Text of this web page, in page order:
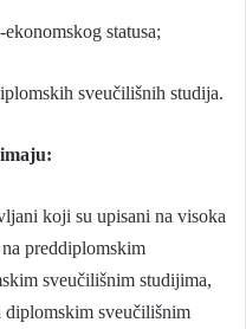
statusa;
sveučilišnih studija.
koji su upisani na visoka
preddiplomskim
sveučilišnim studijima,
sveučilišnim